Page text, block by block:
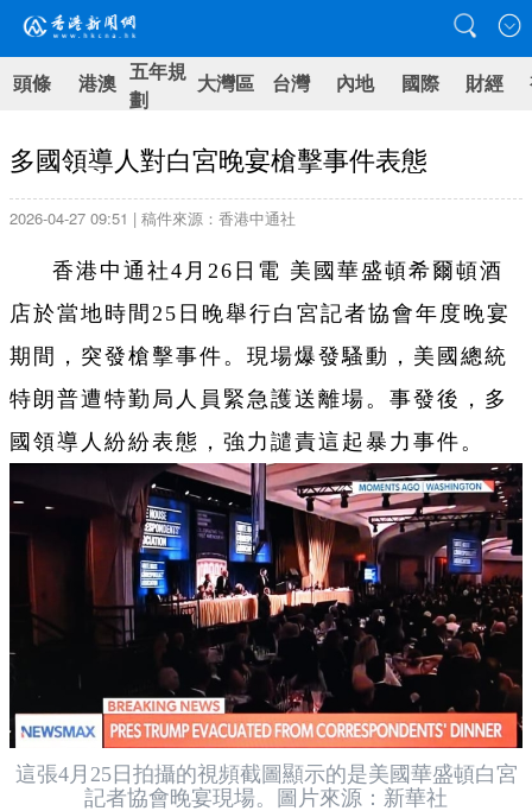
頭條 港澳 五年規
劃
大灣區 台灣 內地 國際 財經
多國領導人對白宮晚宴槍擊事件表態
2026-04-27 09:51 | 稿件來源：香港中通社
香港中通社4月26日電 美國華盛頓希爾頓酒
店於當地時間25日晚舉行白宮記者協會年度晚宴
期間，突發槍擊事件。現場爆發騷動，美國總統
特朗普遭特勤局人員緊急護送離場。事發後，多
國領導人紛紛表態，強力譴責這起暴力事件。
這張4月25日拍攝的視頻截圖顯示的是美國華盛頓白宮
記者協會晚宴現場。圖片來源：新華社